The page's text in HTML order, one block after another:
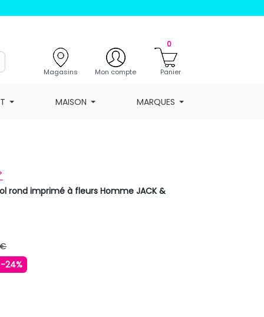
Magasins Mon compte
0
Panier
MAISON MARQUES
rond imprimé à fleurs Homme JACK &
-24%